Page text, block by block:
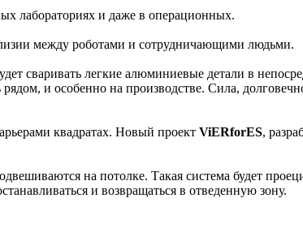
лабораториях и даже в операционных.
между роботами и сотрудничающими людьми.
сваривать легкие алюминиевые детали в
рядом, и особенно на производстве. Сила,
квадратах. Новый проект ViERforES,
на потолке. Такая система будет
и возвращаться в отведенную зону.